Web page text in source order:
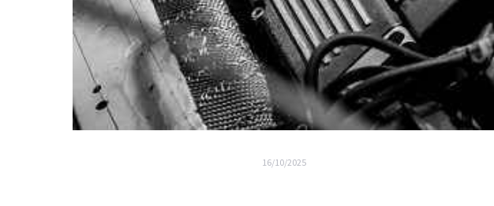
16/10/2025